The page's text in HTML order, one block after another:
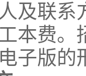
及联系
本费
子版的